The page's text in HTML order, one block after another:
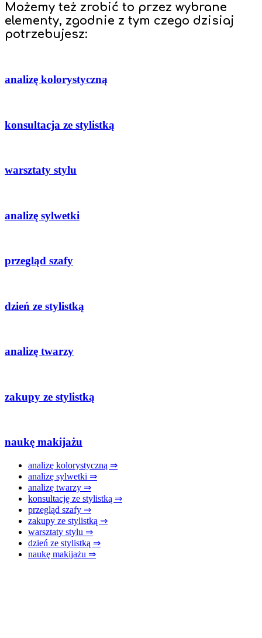
Możemy też zrobić to przez wybrane
elementy, zgodnie z tym czego dzisiaj
potrzebujesz:
analizę kolorystyczną
konsultacja ze stylistką
warsztaty stylu
analizę sylwetki
przegląd szafy
dzień ze stylistką
analizę twarzy
zakupy ze stylistką
naukę makijażu
analizę kolorystyczną ⇒
analizę sylwetki ⇒
analizę twarzy ⇒
konsultację ze stylistką ⇒
przegląd szafy ⇒
zakupy ze stylistką ⇒
warsztaty stylu ⇒
dzień ze stylistką ⇒
naukę makijażu ⇒